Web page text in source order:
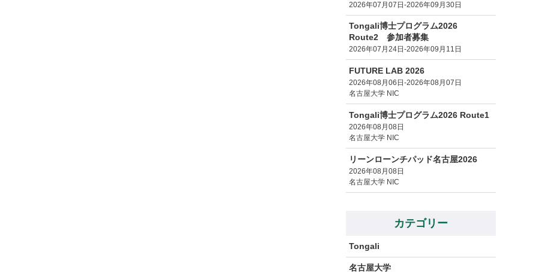
2026年07月07日-2026年09月30日
Tongali博士プログラム2026
Route2 参加者募集
2026年07月24日-2026年09月11日
FUTURE LAB 2026
2026年08月06日-2026年08月07日
名古屋大学 NIC
Tongali博士プログラム2026 Route1
2026年08月08日
名古屋大学 NIC
リーンローンチパッド名古屋2026
2026年08月08日
名古屋大学 NIC
カテゴリー
Tongali
名古屋大学